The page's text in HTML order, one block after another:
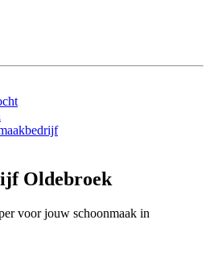
Oldebroek
voor jouw schoonmaak in